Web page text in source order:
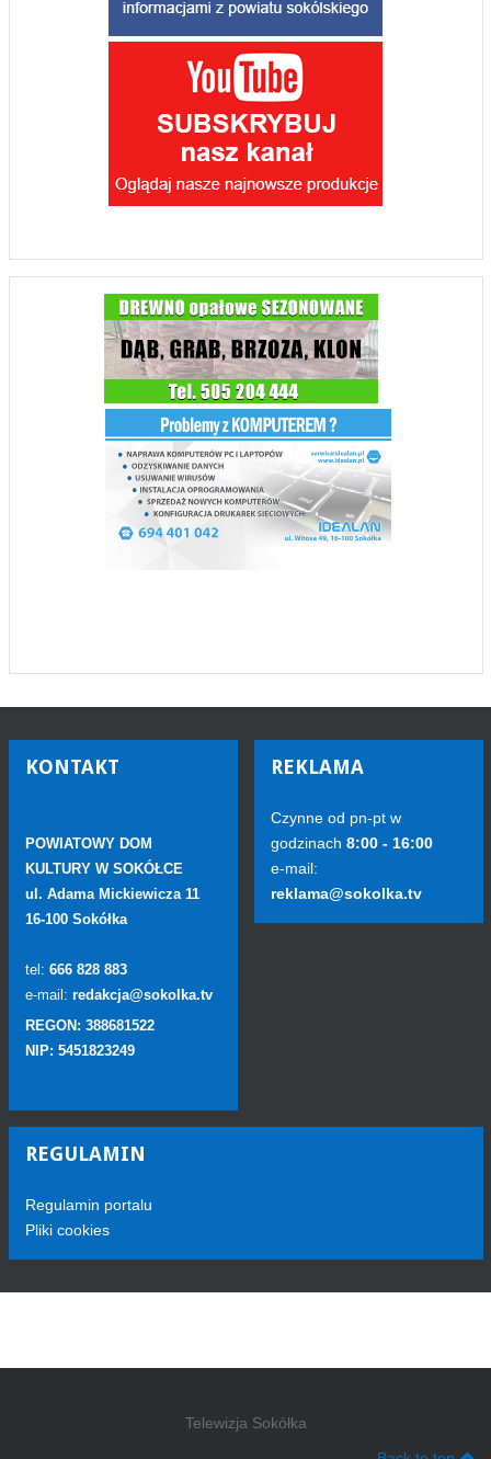
KONTAKT
POWIATOWY DOM
KULTURY W SOKÓŁCE
ul. Adama Mickiewicza 11
16-100 Sokółka
tel: 666 828 883
e-mail: redakcja@sokolka.tv
REGON: 388681522
NIP: 5451823249
REKLAMA
Czynne od pn-pt w
godzinach 8:00 - 16:00
e-mail:
reklama@sokolka.tv
REGULAMIN
Regulamin portalu
Pliki cookies
Telewizja Sokółka